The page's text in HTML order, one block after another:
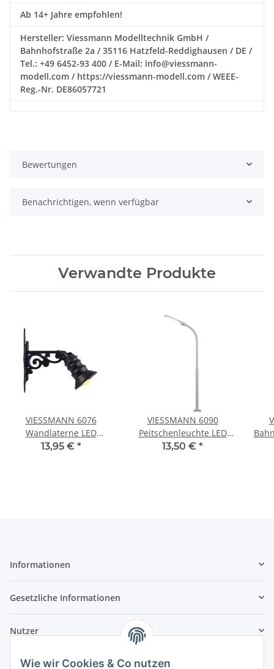
Wie wir Cookies & Co nutzen
Ab 14+ Jahre empfohlen!
Hersteller: Viessmann Modelltechnik GmbH /
Bahnhofstraße 2a / 35116 Hatzfeld-Reddighausen / DE /
Tel.: +49 6452-93 400 / E-Mail: info@viessmann-
modell.com / https://viessmann-modell.com / WEEE-
Reg.-Nr. DE86057721
Bewertungen
Benachrichtigen, wenn verfügbar
Verwandte Produkte
VIESSMANN 6076
Wandlaterne LED
warmweiß Spur H0
13,95 € *
VIESSMANN 6090
Peitschenleuchte LED
weiß Spur H0
13,50 € *
Informationen
Gesetzliche Informationen
Nutzer